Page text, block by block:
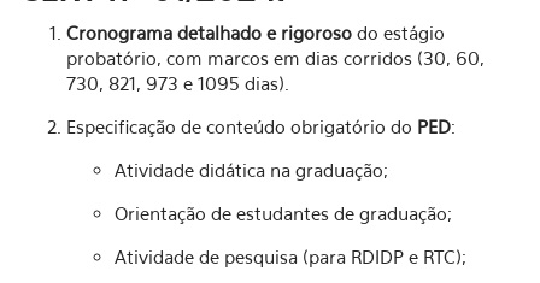
Cronograma detalhado e rigoroso do estágio
probatório, com marcos em dias corridos (30, 60,
730, 821, 973 e 1095 dias).
Especificação de conteúdo obrigatório do PED:
Atividade didática na graduação;
Orientação de estudantes de graduação;
Atividade de pesquisa (para RDIDP e RTC);